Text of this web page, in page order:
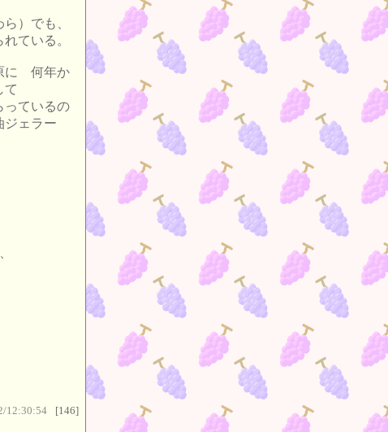
）でも、
ている。
に 何年か
て
っているの
ェラー
12:30:54 [146]